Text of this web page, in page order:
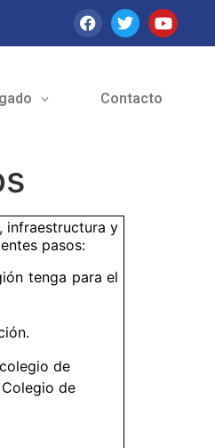
Contacto
infraestructura y
pasos:
tenga para el
de
de